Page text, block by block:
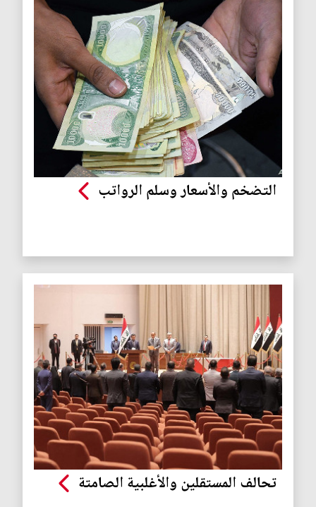
التضخم والأسعار وسلم الرواتب
تحالف المستقلين والأغلبية الصامتة